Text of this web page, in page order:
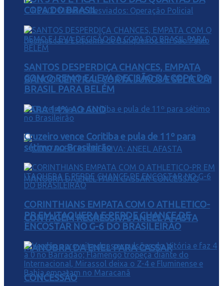
BANCO CENTRAL CORTA JUROS E SELIC CAI
PARA 14% AO ANO
CONTAGEM REGRESSIVA: ANEEL AFASTA
MANOBRA DA ENEL PARA CASSAR
CONCESSÃO
COPA DO BRASIL
SANTOS DESPERDIÇA CHANCES, EMPATA
COM O REMO E LEVA DECISÃO DA COPA DO
BRASIL PARA BELÉM
Cruzeiro vence Coritiba e pula de 11º para
sétimo no Brasileirão
CORINTHIANS EMPATA COM O ATHLETICO-
PR EM ITAQUERA E PERDE CHANCE DE
ENCOSTAR NO G-6 DO BRASILEIRÃO